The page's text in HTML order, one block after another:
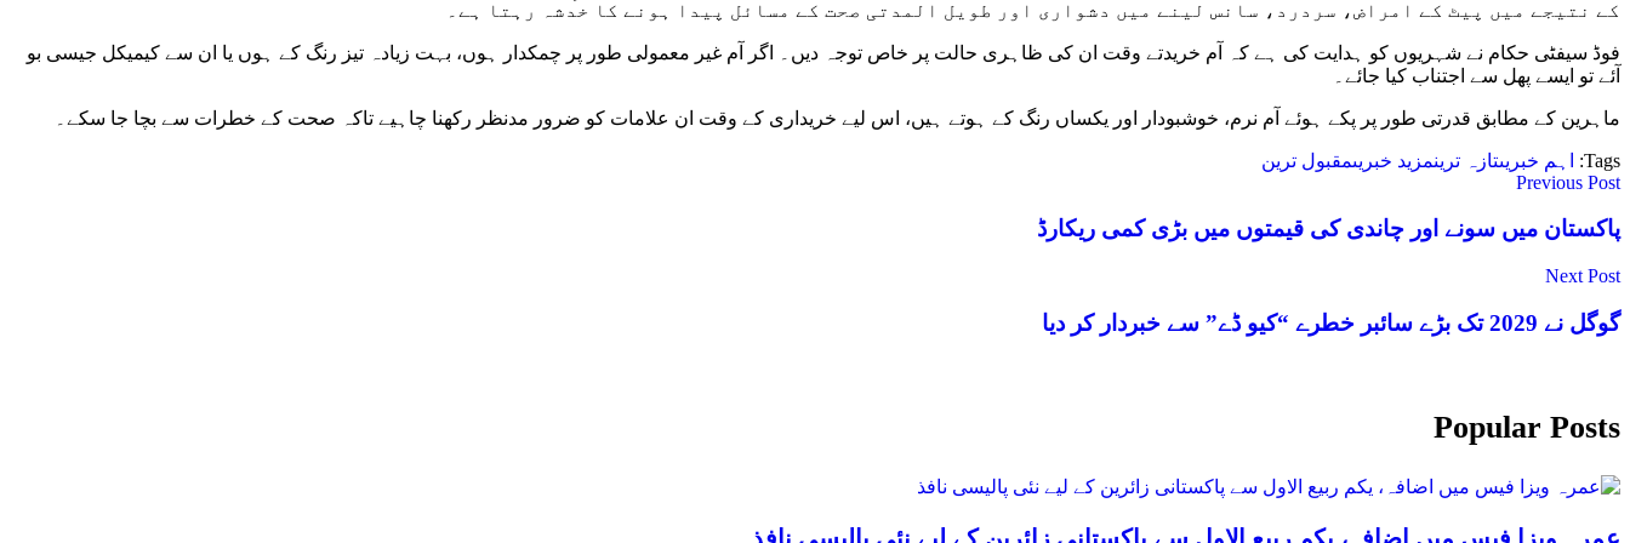
کے نتیجے میں پیٹ کے امراض، سردرد، سانس لینے میں دشواری اور طویل المدتی صحت کے مسائل پیدا ہونے کا خدشہ رہتا ہے۔
فوڈ سیفٹی حکام نے شہریوں کو ہدایت کی ہے کہ آم خریدتے وقت ان کی ظاہری حالت پر خاص توجہ دیں۔ اگر آم غیر معمولی طور پر چمکدار ہوں، بہت زیادہ تیز رنگ کے ہوں یا ان سے کیمیکل جیسی بو
آئے تو ایسے پھل سے اجتناب کیا جائے۔
ماہرین کے مطابق قدرتی طور پر پکے ہوئے آم نرم، خوشبودار اور یکساں رنگ کے ہوتے ہیں، اس لیے خریداری کے وقت ان علامات کو ضرور مدنظر رکھنا چاہیے تاکہ صحت کے خطرات سے بچا جا سکے۔
Tags: اہم خبریںتازہ ترینمزید خبریںمقبول ترین
Previous Post
پاکستان میں سونے اور چاندی کی قیمتوں میں بڑی کمی ریکارڈ
Next Post
گوگل نے 2029 تک بڑے سائبر خطرے “کیو ڈے” سے خبردار کر دیا
Popular Posts